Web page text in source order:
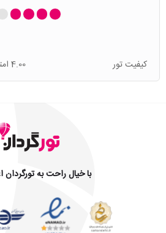
کیفیت تور 4.00 امتیاز
با خیال راحت به تورگردان